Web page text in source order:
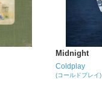
Midnight
Coldplay
(コールドプレイ)